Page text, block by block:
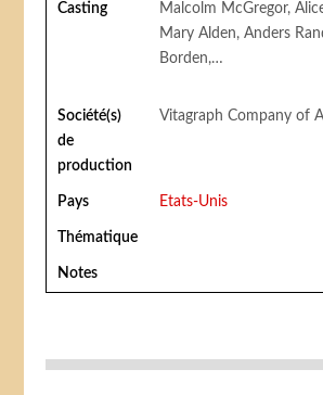
Casting
Malcolm McGregor,
Mary Alden, Anders
Borden,…
Société(s)
de
production
Vitagraph Company of
Pays Etats-Unis
Thématique
Notes